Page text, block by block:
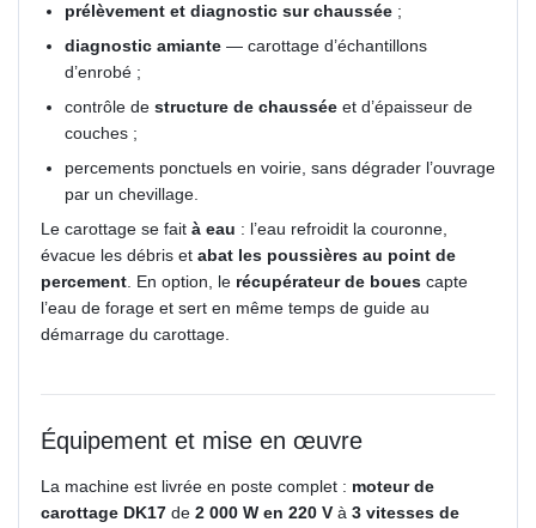
prélèvement et diagnostic sur chaussée ;
diagnostic amiante — carottage d’échantillons
d’enrobé ;
contrôle de structure de chaussée et d’épaisseur de
couches ;
percements ponctuels en voirie, sans dégrader l’ouvrage
par un chevillage.
Le carottage se fait à eau : l’eau refroidit la couronne,
évacue les débris et abat les poussières au point de
percement. En option, le récupérateur de boues capte
l’eau de forage et sert en même temps de guide au
démarrage du carottage.
Équipement et mise en œuvre
La machine est livrée en poste complet : moteur de
carottage DK17 de 2 000 W en 220 V à 3 vitesses de